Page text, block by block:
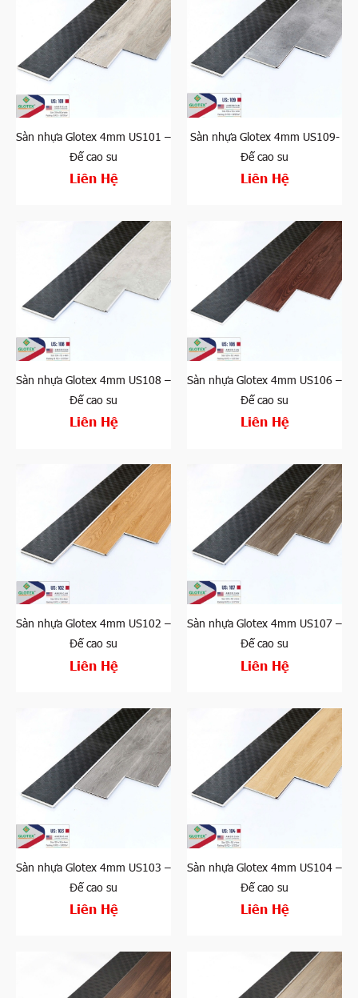
Sàn nhựa Glotex 4mm US101 –
Đế cao su
Liên Hệ
Sàn nhựa Glotex 4mm US109-
Đế cao su
Liên Hệ
Sàn nhựa Glotex 4mm US108 –
Đế cao su
Liên Hệ
Sàn nhựa Glotex 4mm US106 –
Đế cao su
Liên Hệ
Sàn nhựa Glotex 4mm US102 –
Đế cao su
Liên Hệ
Sàn nhựa Glotex 4mm US107 –
Đế cao su
Liên Hệ
Sàn nhựa Glotex 4mm US103 –
Đế cao su
Liên Hệ
Sàn nhựa Glotex 4mm US104 –
Đế cao su
Liên Hệ